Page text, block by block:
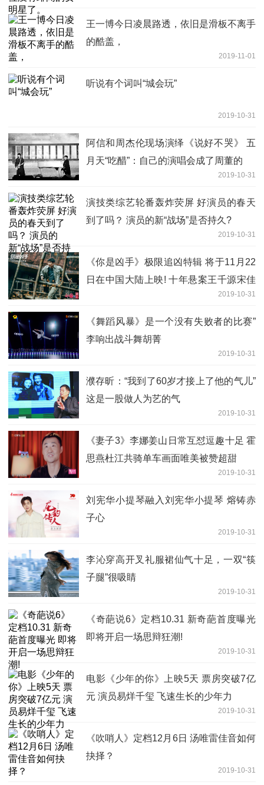
王一博今日凌晨路透，依旧是滑板不离手
的酷盖，
2019-11-01
听说有个词叫“城会玩”
2019-10-31
阿信和周杰伦现场演绎《说好不哭》 五
月天“吃醋”：自己的演唱会成了周董的
2019-10-31
演技类综艺轮番轰炸荧屏 好演员的春天
到了吗？ 演员的新“战场”是否持久?
2019-10-31
《你是凶手》极限追凶特辑 将于11月22
日在中国大陆上映! 十年悬案王千源宋佳
2019-10-31
《舞蹈风暴》是一个没有失败者的比赛”
李响出战斗舞胡菁
2019-10-31
濮存昕：“我到了60岁才接上了他的气儿”
这是一股做人为艺的气
2019-10-31
《妻子3》李娜姜山日常互怼逗趣十足 霍
思燕杜江共骑单车画面唯美被赞超甜
2019-10-31
刘宪华小提琴融入刘宪华小提琴 熔铸赤
子心
2019-10-31
李沁穿高开叉礼服裙仙气十足，一双“筷
子腿”很吸睛
2019-10-31
《奇葩说6》定档10.31 新奇葩首度曝光
即将开启一场思辩狂潮!
2019-10-31
电影《少年的你》上映5天 票房突破7亿
元 演员易烊千玺 飞速生长的少年力
2019-10-31
《吹哨人》定档12月6日 汤唯雷佳音如何
抉择？
2019-10-31